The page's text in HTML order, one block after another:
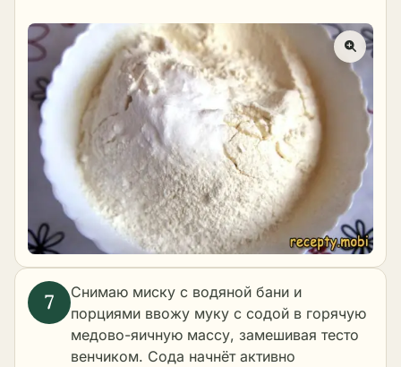
Снимаю миску с водяной бани и
порциями ввожу муку с содой в горячую
медово-яичную массу, замешивая тесто
венчиком. Сода начнёт активно